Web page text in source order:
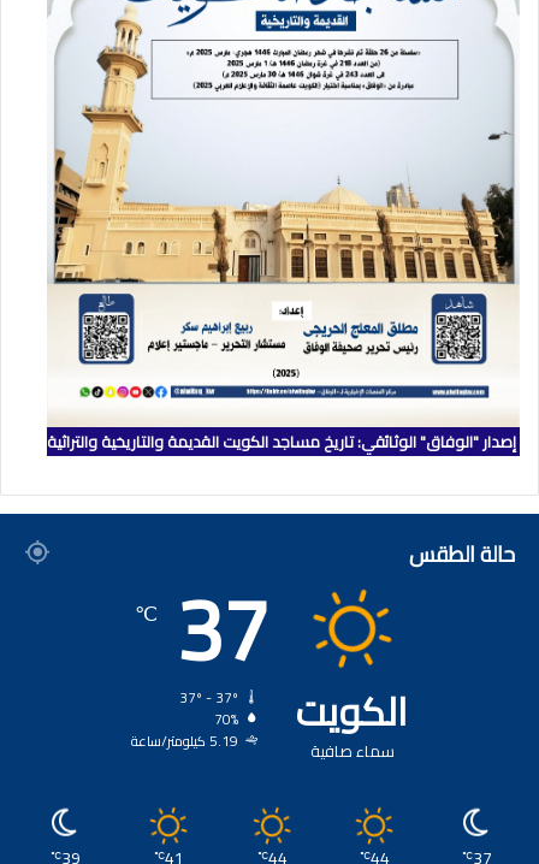
إصدار "الوفاق" الوثائقي: تاريخ مساجد الكويت القديمة والتاريخية والتراثية
حالة الطقس
الكويت
سماء صافية
37
℃
70%
5.19 كيلومتر/ساعة
37
℃
44
℃
44
℃
41
℃
39
℃